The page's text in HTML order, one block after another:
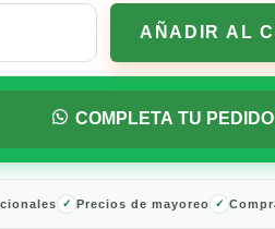
AÑADIR AL
COMPLETA TU
Precios de mayoreo